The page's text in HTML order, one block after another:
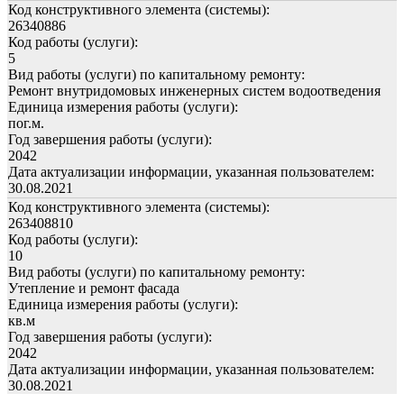
Код конструктивного элемента (системы):
26340886
Код работы (услуги):
5
Вид работы (услуги) по капитальному ремонту:
Ремонт внутридомовых инженерных систем водоотведения
Единица измерения работы (услуги):
пог.м.
Год завершения работы (услуги):
2042
Дата актуализации информации, указанная пользователем:
30.08.2021
Код конструктивного элемента (системы):
263408810
Код работы (услуги):
10
Вид работы (услуги) по капитальному ремонту:
Утепление и ремонт фасада
Единица измерения работы (услуги):
кв.м
Год завершения работы (услуги):
2042
Дата актуализации информации, указанная пользователем:
30.08.2021